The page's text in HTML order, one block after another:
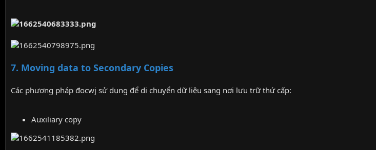
7. Moving data to Secondary Copies
Các phương pháp đocwj sử dụng để di chuyển dữ liệu sang nơi lưu trữ thứ cấp:
Auxiliary copy